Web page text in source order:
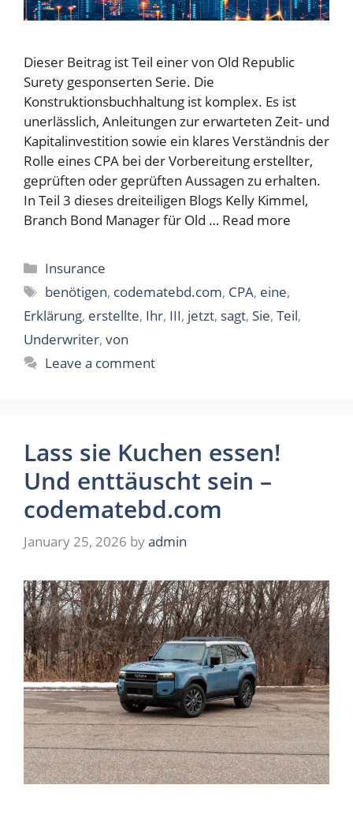
Dieser Beitrag ist Teil einer von Old Republic
Surety gesponserten Serie. Die
Konstruktionsbuchhaltung ist komplex. Es ist
unerlässlich, Anleitungen zur erwarteten Zeit- und
Kapitalinvestition sowie ein klares Verständnis der
Rolle eines CPA bei der Vorbereitung erstellter,
geprüften oder geprüften Aussagen zu erhalten.
In Teil 3 dieses dreiteiligen Blogs Kelly Kimmel,
Branch Bond Manager für Old … Read more
Categories
Insurance
Tags
benötigen, codematebd.com, CPA, eine,
Erklärung, erstellte, Ihr, III, jetzt, sagt, Sie, Teil,
Underwriter, von
Leave a comment
Lass sie Kuchen essen!
Und enttäuscht sein –
codematebd.com
January 25, 2026 byadmin